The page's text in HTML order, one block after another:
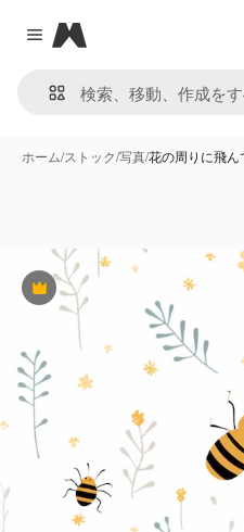
Close menu
Magnific
ホーム/ストック/写真/花の周りに飛
Premium